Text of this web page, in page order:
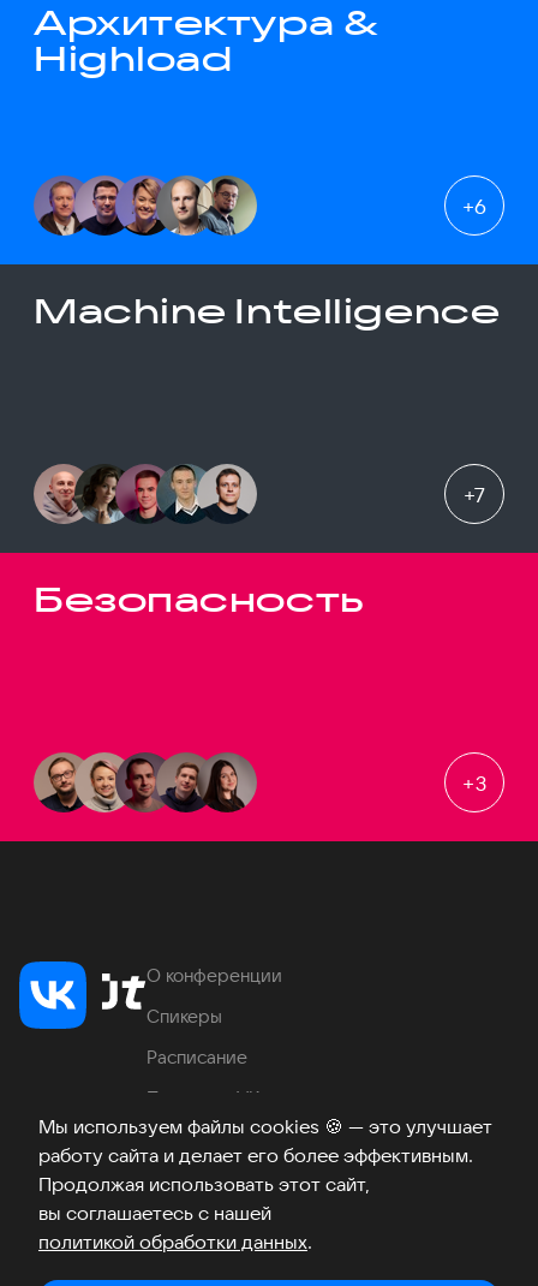
Мы используем файлы cookies 🍪 — это улучшает
работу сайта и делает его более эффективным.
Продолжая использовать этот сайт,
вы соглашаетесь с нашей
политикой обработки данных.
Архитектура &
Highload
+6
Machine Intelligence
+7
Безопасность
+3
О конференции
Спикеры
Расписание
Продукты VK
Место проведения
Часто задаваемые вопросы
ТелеграмВКонтакте
Хабр
Возникли вопросы? ©2026